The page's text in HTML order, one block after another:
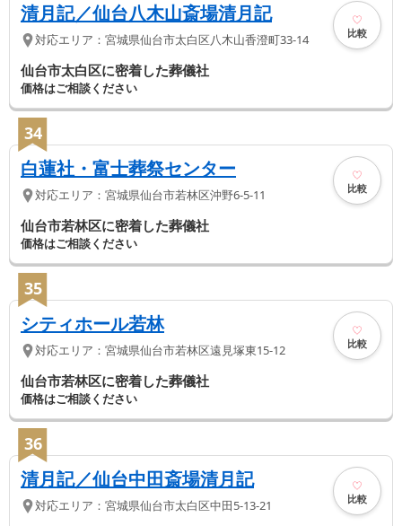
清月記／仙台八木山斎場清月記
対応エリア： 宮城県仙台市太白区八木山香澄町33-14 比較
仙台市太白区に密着した葬儀社
価格はご相談ください
34
白蓮社・富士葬祭センター
対応エリア： 宮城県仙台市若林区沖野6-5-11 比較
仙台市若林区に密着した葬儀社
価格はご相談ください
35
シティホール若林
対応エリア： 宮城県仙台市若林区遠見塚東15-12 比較
仙台市若林区に密着した葬儀社
価格はご相談ください
36
清月記／仙台中田斎場清月記
対応エリア： 宮城県仙台市太白区中田5-13-21 比較